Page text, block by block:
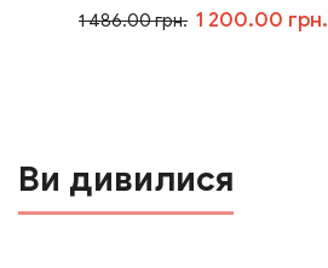
1 486.00 грн. 1 200.00 грн.
Ви дивилися